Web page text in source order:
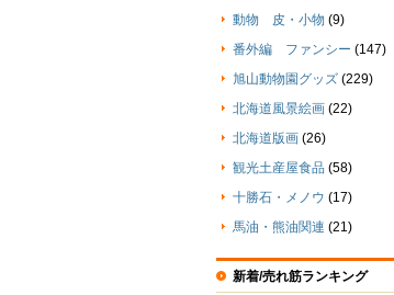
動物 皮・小物 (9)
番外編 ファンシー (147)
旭山動物園グッズ (229)
北海道風景絵画 (22)
北海道版画 (26)
観光土産屋食品 (58)
十勝石・メノウ (17)
馬油・熊油関連 (21)
新着/売れ筋ランキング